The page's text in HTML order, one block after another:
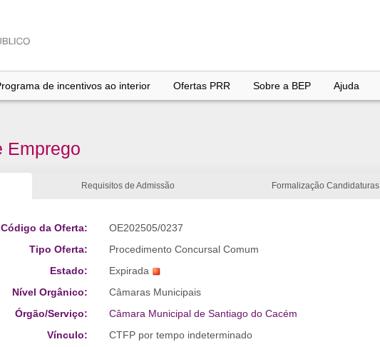
de incentivos ao interior Ofertas PRR Sobre a BEP Ajuda
Emprego
Requisitos de Admissão Formalização Candidaturas
Código da Oferta:
OE202505/0237
Tipo Oferta:
Procedimento Concursal Comum
Estado:
Expirada
Nível Orgânico:
Câmaras Municipais
Órgão/Serviço:
Câmara Municipal de Santiago do Cacém
Vínculo:
CTFP por tempo indeterminado